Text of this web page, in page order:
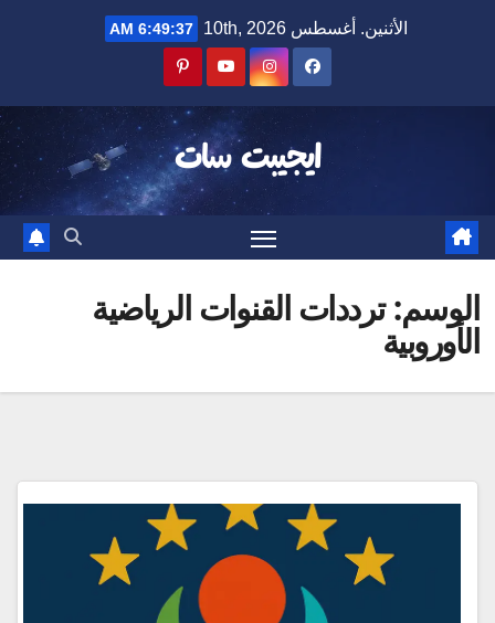
الأثنين. أغسطس 10th, 2026 6:49:37 AM
ايجيبت سات
الوسم:ترددات القنوات الرياضية
الأوروبية